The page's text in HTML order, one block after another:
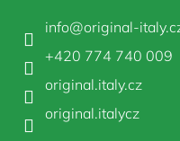
info@original-
+420 774 740 009
original.italy.cz
original.italycz